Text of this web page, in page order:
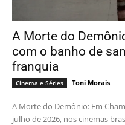
A Morte do
com o banho de
franquia
Cinema e Séries Toni Morais
A Morte do Demônio: Em
julho de 2026, nos cinemas